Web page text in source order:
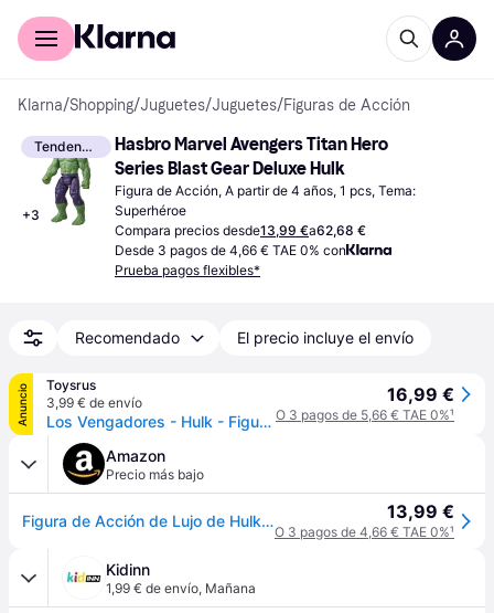
Comprar con Klarna
Klarna/Shopping/Juguetes/Juguetes/Figuras de Acción
Tendencia
+3
Hasbro Marvel Avengers Titan Hero
Series Blast Gear Deluxe Hulk
Figura de Acción, A partir de 4 años, 1 pcs, Tema:
Superhéroe
Compara precios desde13,99 €a62,68 €
Desde 3 pagos de 4,66 € TAE 0% con
Prueba pagos flexibles*
Recomendado El precio incluye el envío
Anuncio
Toysrus
3,99 € de envío
Los Vengadores - Hulk - Figura Titan Hero Deluxe
16,99 €
O 3 pagos de 5,66 € TAE 0%¹
Amazon
Precio más bajo
Figura de Acción de Lujo de Hulk de Marvel Avengers Titan Hero Series Blast Gear, Juguete de Superhéroe para el Juego de rol de 30 cm, Niños de 4 Años o Más 13,99 €
O 3 pagos de 4,66 € TAE 0%¹
Kidinn
1,99 € de envío, Mañana